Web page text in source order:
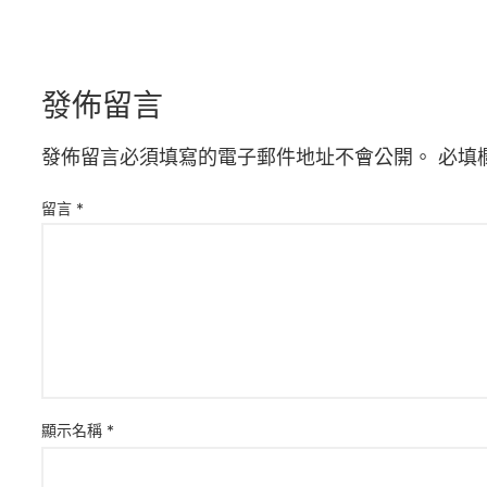
發佈留言
發佈留言必須填寫的電子郵件地址不會公開。 必填
留言 *
顯示名稱 *